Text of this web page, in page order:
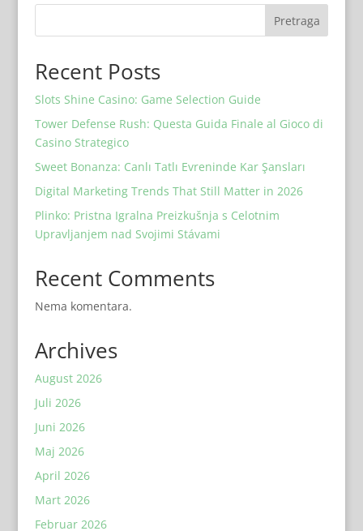
Pretraga
Recent Posts
Slots Shine Casino: Game Selection Guide
Tower Defense Rush: Questa Guida Finale al Gioco di
Casino Strategico
Sweet Bonanza: Canlı Tatlı Evreninde Kar Şansları
Digital Marketing Trends That Still Matter in 2026
Plinko: Pristna Igralna Preizkušnja s Celotnim
Upravljanjem nad Svojimi Stávami
Recent Comments
Nema komentara.
Archives
August 2026
Juli 2026
Juni 2026
Maj 2026
April 2026
Mart 2026
Februar 2026